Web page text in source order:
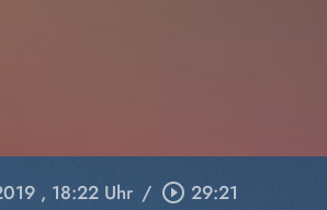
, 18:22 Uhr / play_circle_outline 29:21